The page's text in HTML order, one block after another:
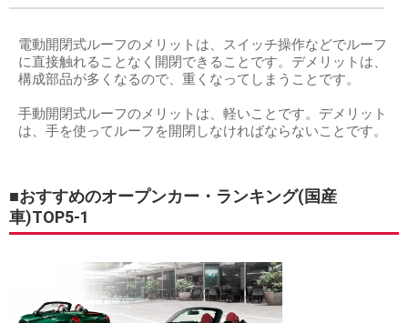
電動開閉式ルーフのメリットは、スイッチ操作などでルーフ
に直接触れることなく開閉できることです。デメリットは、
構成部品が多くなるので、重くなってしまうことです。
手動開閉式ルーフのメリットは、軽いことです。デメリット
は、手を使ってルーフを開閉しなければならないことです。
■おすすめのオープンカー・ランキング(国産
車)TOP5-1